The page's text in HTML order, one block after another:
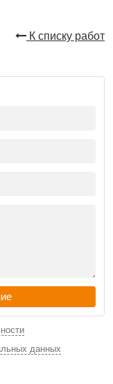
К списку работ
данных